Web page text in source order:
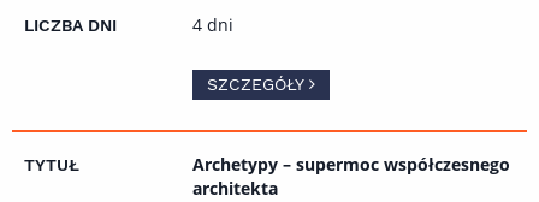
4 dni
SZCZEGÓŁY
Archetypy – supermoc współczesnego
architekta